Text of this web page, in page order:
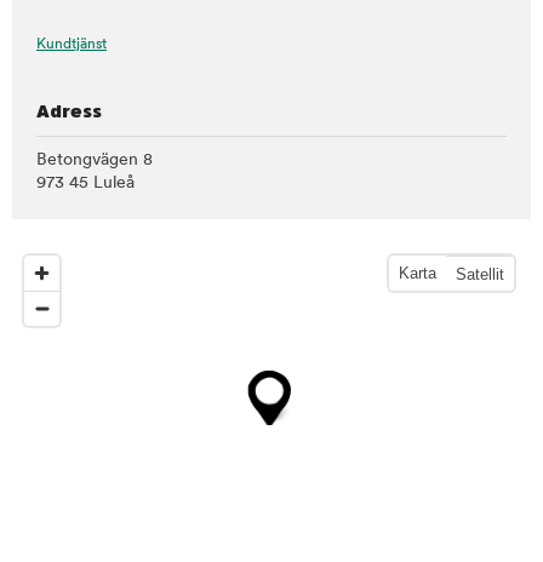
Kundtjänst
Adress
Betongvägen 8
973 45 Luleå
Karta Satellit